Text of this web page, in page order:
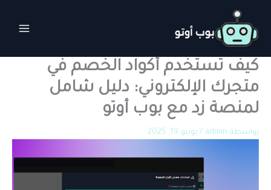
المحتوى
كيف تستخدم أكواد الخصم في
متجرك الإلكتروني: دليل شامل
لمنصة زد مع بوب أوتو
بواسطة admin
/ يونيو 19, 2025